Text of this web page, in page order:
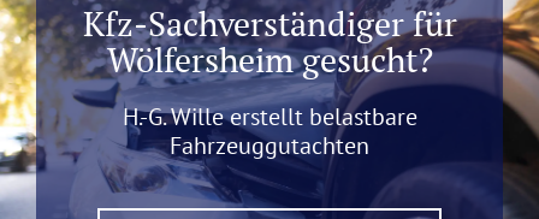
Kfz-Sachverständiger für
Wölfersheim gesucht?
H.-G. Wille erstellt belastbare
Fahrzeuggutachten